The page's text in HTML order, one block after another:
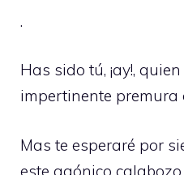
.
Has sido tú, ¡ay!,
impertinente premura
Mas te esperaré por
este agónico